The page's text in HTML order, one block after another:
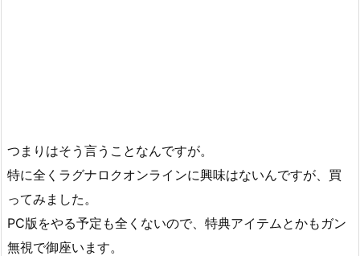
つまりはそう言うことなんですが。
特に全くラグナロクオンラインに興味はないんですが、買
ってみました。
PC版をやる予定も全くないので、特典アイテムとかもガン
無視で御座います。